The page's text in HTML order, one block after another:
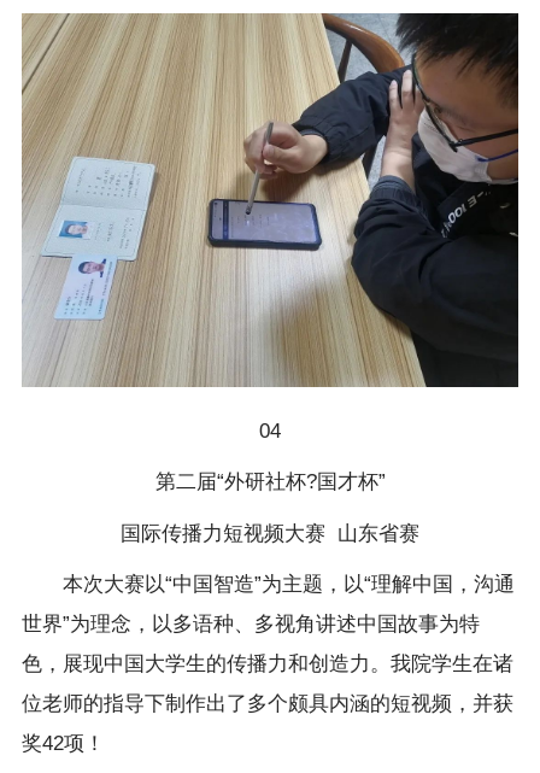
04
第二届“外研社杯?国才杯”
国际传播力短视频大赛 山东省赛
本次大赛以“中国智造”为主题，以“理解中国，沟通
世界”为理念，以多语种、多视角讲述中国故事为特
色，展现中国大学生的传播力和创造力。我院学生在诸
位老师的指导下制作出了多个颇具内涵的短视频，并获
奖42项！